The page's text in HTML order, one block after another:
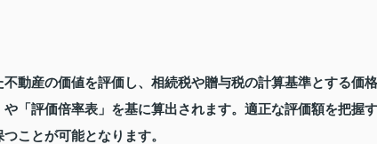
動産の価値を評価し、相続税や贈与税の計算基準とする価格
「評価倍率表」を基に算出されます。適正な評価額を把握す
ことが可能となります。